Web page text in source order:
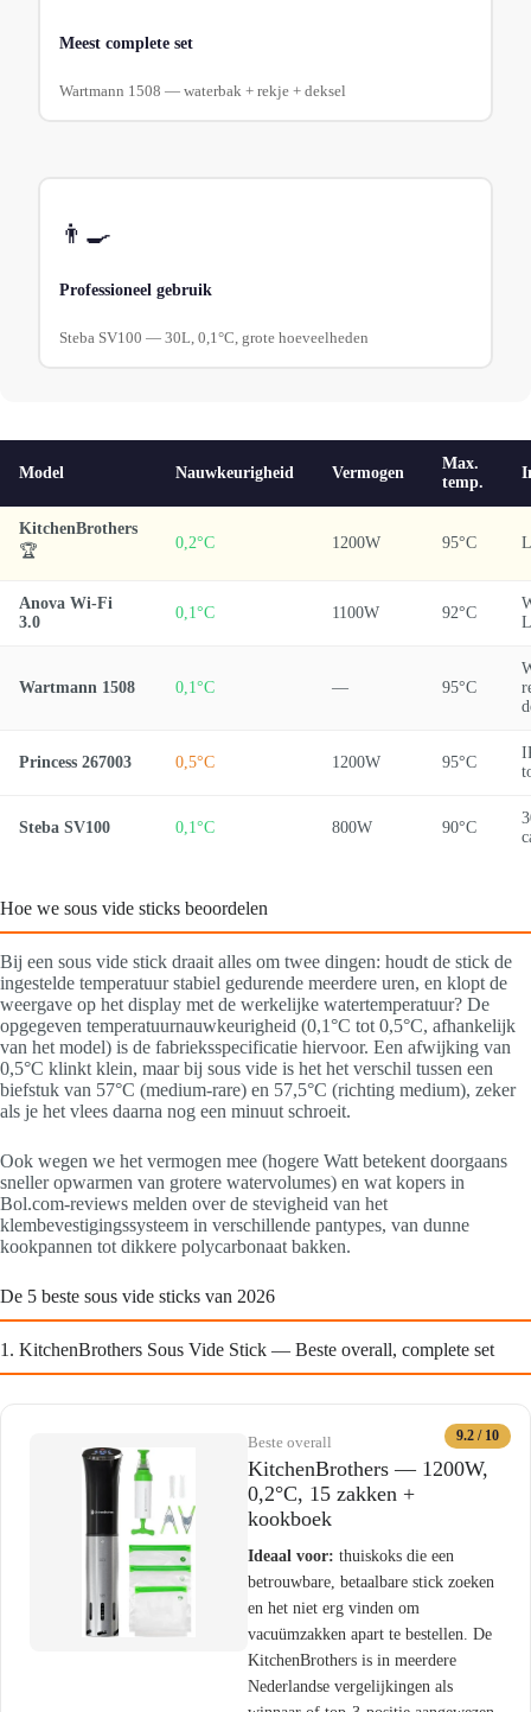
Meest complete set
Wartmann 1508 — waterbak + rekje + deksel
👨‍🍳
Professioneel gebruik
Steba SV100 — 30L, 0,1°C, grote hoeveelheden
Model Nauwkeurigheid Vermogen
Max.
temp.
KitchenBrothers
🏆
0,2°C 1200W 95°C
Anova Wi-Fi
3.0
0,1°C 1100W 92°C
Wartmann 1508 0,1°C — 95°C
Princess 267003 0,5°C 1200W 95°C
Steba SV100 0,1°C 800W 90°C
Hoe we sous vide sticks beoordelen
Bij een sous vide stick draait alles om twee dingen: houdt de stick de
ingestelde temperatuur stabiel gedurende meerdere uren, en klopt de
weergave op het display met de werkelijke watertemperatuur? De
opgegeven temperatuurnauwkeurigheid (0,1°C tot 0,5°C, afhankelijk
van het model) is de fabrieksspecificatie hiervoor. Een afwijking van
0,5°C klinkt klein, maar bij sous vide is het het verschil tussen een
biefstuk van 57°C (medium-rare) en 57,5°C (richting medium), zeker
als je het vlees daarna nog een minuut schroeit.
Ook wegen we het vermogen mee (hogere Watt betekent doorgaans
sneller opwarmen van grotere watervolumes) en wat kopers in
Bol.com-reviews melden over de stevigheid van het
klembevestigingssysteem in verschillende pantypes, van dunne
kookpannen tot dikkere polycarbonaat bakken.
De 5 beste sous vide sticks van 2026
1. KitchenBrothers Sous Vide Stick — Beste overall, complete set
9.2 / 10
Beste overall
KitchenBrothers — 1200W,
0,2°C, 15 zakken +
kookboek
Ideaal voor: thuiskoks die een
betrouwbare, betaalbare stick zoeken
en het niet erg vinden om
vacuümzakken apart te bestellen. De
KitchenBrothers is in meerdere
Nederlandse vergelijkingen als